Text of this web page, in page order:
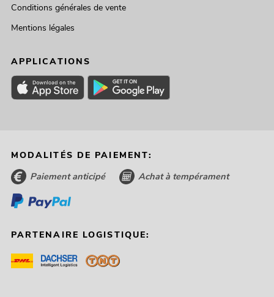
Conditions générales de vente
Mentions légales
APPLICATIONS
MODALITÉS DE PAIEMENT:
Paiement anticipé Achat à tempérament
PARTENAIRE LOGISTIQUE: